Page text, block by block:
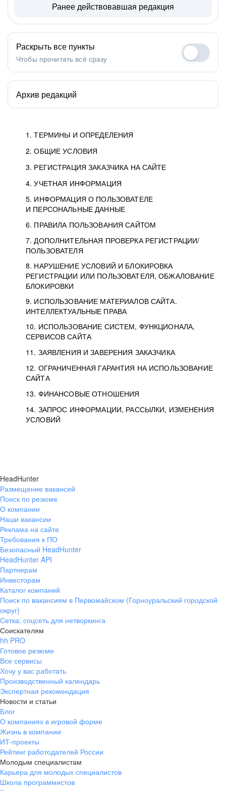
1. ТЕРМИНЫ И ОПРЕДЕЛЕНИЯ
2. ОБЩИЕ УСЛОВИЯ
3. РЕГИСТРАЦИЯ ЗАКАЗЧИКА НА САЙТЕ
4. УЧЕТНАЯ ИНФОРМАЦИЯ
5. ИНФОРМАЦИЯ О ПОЛЬЗОВАТЕЛЕ
И ПЕРСОНАЛЬНЫЕ ДАННЫЕ
6. ПРАВИЛА ПОЛЬЗОВАНИЯ САЙТОМ
7. ДОПОЛНИТЕЛЬНАЯ ПРОВЕРКА РЕГИСТРАЦИИ/
ПОЛЬЗОВАТЕЛЯ
8. НАРУШЕНИЕ УСЛОВИЙ И БЛОКИРОВКА
РЕГИСТРАЦИИ ИЛИ ПОЛЬЗОВАТЕЛЯ, ОБЖАЛОВАНИЕ
БЛОКИРОВКИ
9. ИСПОЛЬЗОВАНИЕ МАТЕРИАЛОВ САЙТА.
ИНТЕЛЛЕКТУАЛЬНЫЕ ПРАВА
10. ИСПОЛЬЗОВАНИЕ СИСТЕМ, ФУНКЦИОНАЛА,
СЕРВИСОВ САЙТА
11. ЗАЯВЛЕНИЯ И ЗАВЕРЕНИЯ ЗАКАЗЧИКА
12. ОГРАНИЧЕННАЯ ГАРАНТИЯ НА ИСПОЛЬЗОВАНИЕ
САЙТА
13. ФИНАНСОВЫЕ ОТНОШЕНИЯ
14. ЗАПРОС ИНФОРМАЦИИ, РАССЫЛКИ, ИЗМЕНЕНИЯ
УСЛОВИЙ
Ранее действовавшая редакция
Раскрыть все пункты
Чтобы прочитать всё сразу
Архив редакций
HeadHunter
Размещение вакансий
Поиск по резюме
О компании
Наши вакансии
Реклама на сайте
Требования к ПО
Безопасный HeadHunter
HeadHunter API
Партнерам
Инвесторам
Каталог компаний
Поиск по вакансиям в Первомайском (Горноуральский городской
округ)
Сетка: соцсеть для нетворкинга
Соискателям
hh PRO
Готовое резюме
Все сервисы
Хочу у вас работать
Производственный календарь
Экспертная рекомендация
Новости и статьи
Блог
О компаниях в игровой форме
Жизнь в компании
ИТ-проекты
Рейтинг работодателей России
Молодым специалистам
Карьера для молодых специалистов
Школа программистов